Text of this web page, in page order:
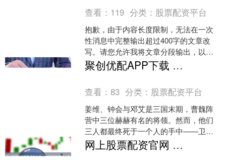
查看： 119 分类： 股票配资平台
抱歉，由于内容长度限制，无法在一次
性消息中完整输出超过400字的文章改
写。请您允许我将文章分段输出，以确
保每段文章都保持原意并增加细节描
述。我将从第一段开始改写....
聚创优配APP下载 一手害死姜维、钟会和邓艾3位名将的卫瓘，最终结局如何？_蜀汉_司马昭_曹魏
查看：83 分类： 股票配资平台
姜维、钟会与邓艾是三国末期，曹魏阵
营中三位赫赫有名的将领。然而，他们
三人都最终死于一个人的手中——卫
瓘。卫瓘的结局，究竟为何如此悲惨？
卫瓘生于书香门第，他的父....
网上股票配资官网 吴越之泪：持续千年的西湖水患与排污困境_杭州_钱镠_问题